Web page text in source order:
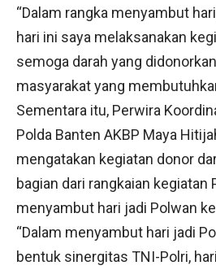
“Dalam rangka menyambut
hari ini saya melaksanakan
semoga darah yang
masyarakat yang
Sementara itu, Perwira
Polda Banten AKBP Maya
mengatakan kegiatan donor
bagian dari rangkaian kegiatan
menyambut hari jadi Polwan
“Dalam menyambut hari jadi
bentuk sinergitas TNI-Polri,